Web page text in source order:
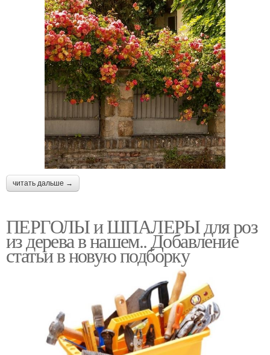
читать дальше →
ПЕРГОЛЫ и ШПАЛЕРЫ для роз
из дерева в нашем.. Добавление
статьи в новую подборку